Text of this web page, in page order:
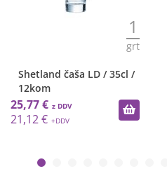
1
grt
Shetland čaša LD / 35cl /
12kom
25,77 €
21,12 €